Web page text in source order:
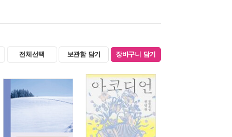
전체선택 보관함 담기 장바구니 담기